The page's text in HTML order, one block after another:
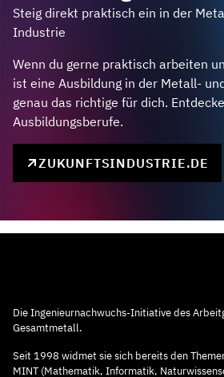
Steig direkt praktisch ein in der
Industrie
Wenn du gerne praktisch arbeiten
ist eine Ausbildung in der Metall-
genau das richtige für dich.
Ausbildungsberufe.
ZUKUNFTSINDUSTRIE.DE
Die Ingenieurnachwuchs-Initiative des
Gesamtmetall.
Seit 1998 widmet sie sich bereits den
MINT (Mathematik, Informatik,